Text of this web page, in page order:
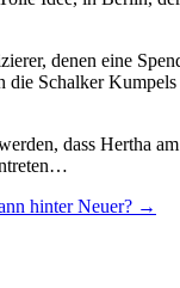
denen eine
Schalker
dass Hertha
hinter Neuer? →